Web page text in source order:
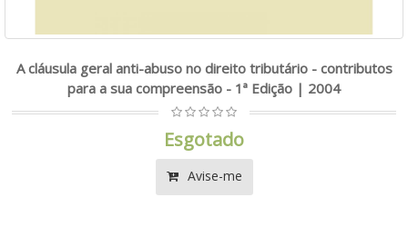
A cláusula geral anti-abuso no direito tributário - contributos
para a sua compreensão - 1ª Edição | 2004
Esgotado
Avise-me